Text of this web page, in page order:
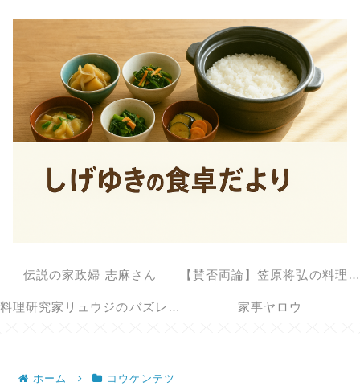
伝説の家政婦 志麻さん 【賛否両論】笠原将弘の料理のほそ道
料理研究家リュウジのバズレシピ 家事ヤロウ
ホーム コウケンテツ